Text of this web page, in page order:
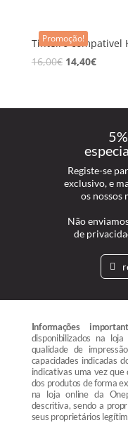
Promoção!
Tinteiro compativel
16,00€ 14,40€
Registe-se
exclusivo, e
os nossos
Não
de
Informações
disponibilizados na
qualidade de
capacidades indicadas
indicativas uma vez que
dos produtos de forma
na loja online da
descritiva, sendo a
seus proprietários